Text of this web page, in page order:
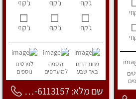
ג’קוזי ג’קוזי ג’קוזי
ג’קוזי ג’קוזי ג’קוזי
מחוז דרום
באר שבע
הוספה
למועדפים
לפרטים
נוספים
שם מלא: 053-6113157